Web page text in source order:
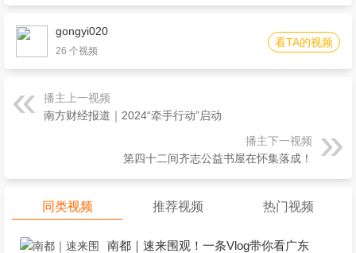
gongyi020
26 个视频
看TA的视频
播主上一视频
南方财经报道｜2024“牵手行动”启动
播主下一视频
第四十二间齐志公益书屋在怀集落成！
同类视频 推荐视频 热门视频
南都｜速来围观！一条Vlog带你看广东